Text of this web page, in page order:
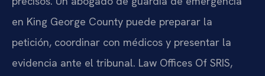
en King George County puede preparar la
petición, coordinar con médicos y presentar la
evidencia ante el tribunal. Law Offices Of SRIS,